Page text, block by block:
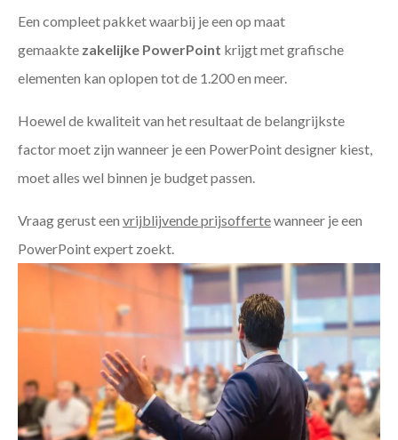
Een compleet pakket waarbij je een op maat
gemaakte zakelijke PowerPoint krijgt met grafische
elementen kan oplopen tot de 1.200 en meer.
Hoewel de kwaliteit van het resultaat de belangrijkste
factor moet zijn wanneer je een PowerPoint designer kiest,
moet alles wel binnen je budget passen.
Vraag gerust een vrijblijvende prijsoffertewanneer je een
PowerPoint expert zoekt.